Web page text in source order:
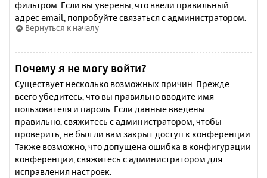
фильтром. Если вы уверены, что ввели правильный
адрес email, попробуйте связаться с администратором.
Вернуться к началу
Почему я не могу войти?
Существует несколько возможных причин. Прежде
всего убедитесь, что вы правильно вводите имя
пользователя и пароль. Если данные введены
правильно, свяжитесь с администратором, чтобы
проверить, не был ли вам закрыт доступ к конференции.
Также возможно, что допущена ошибка в конфигурации
конференции, свяжитесь с администратором для
исправления настроек.